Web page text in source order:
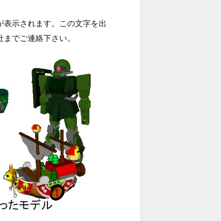
示されます。この文字を出
までご連絡下さい。